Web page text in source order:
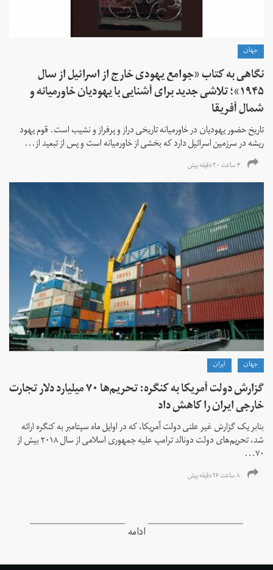
جهان
نگاهی به کتاب «جوامع یهودی خارج از اسرائیل از سال
۱۹۴۵»؛ تلاشی جدید برای آشنایی با یهودیان خاورمیانه و
شمال آفریقا
تاریخ حضور یهودیان در خاورمیانه تاریخی دراز و پرفراز و نشیب است. قوم یهود
ریشه در سرزمین اسرائیل دارد که بخشی از خاورمیانه است و پس از تبعید از...
۴ ساعت ۳۰ دقیقه پیش
جهان ايران
گزارش دولت آمریکا به کنگره: تحریم‌ها ۷۰ میلیارد دلار تجارت
خارجی ایران را کاهش داد
بنابر یک گزارش غیر علنی دولت آمریکا، که در اوایل ماه سپتامبر به کنگره ارائه
شد، تحریم‌های دولت دونالد ترامپ علیه جمهوری اسلامی از سال ۲۰۱۸ بیش از
۷۰...
۸ ساعت ۲۶ دقیقه پیش
ادامه